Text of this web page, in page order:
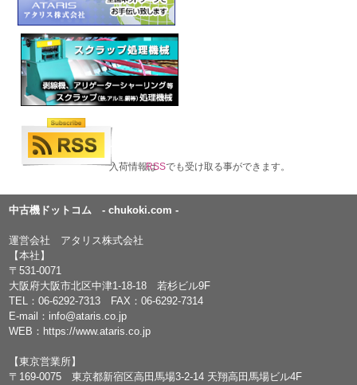
入荷情報はRSSでも受け取る事ができます。
中古機ドットコム - chukoki.com -
運営会社 アタリス株式会社
【本社】
〒531-0071
大阪府大阪市北区中津1-18-18 若杉ビル9F
TEL：06-6292-7313 FAX：06-6292-7314
E-mail： info@ataris.co.jp
WEB： https://www.ataris.co.jp
【東京営業所】
〒169-0075 東京都新宿区高田馬場3-2-14 天翔高田馬場ビル4F